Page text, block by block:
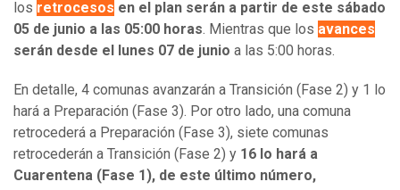
los retrocesos en el plan serán a partir de este sábado
05 de junio a las 05:00 horas. Mientras que los avances
serán desde el lunes 07 de junio a las 5:00 horas.
En detalle, 4 comunas avanzarán a Transición (Fase 2) y 1 lo
hará a Preparación (Fase 3). Por otro lado, una comuna
retrocederá a Preparación (Fase 3), siete comunas
retrocederán a Transición (Fase 2) y 16 lo hará a
Cuarentena (Fase 1), de este último número,